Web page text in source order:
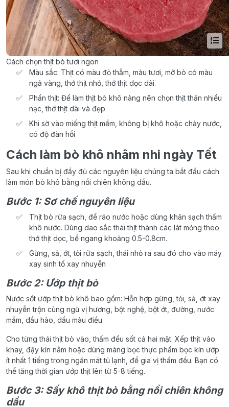
Cách chọn thịt bò tươi ngon
Màu sắc: Thịt có màu đỏ thẫm, màu tươi, mỡ bò có màu
ngả vàng, thớ thịt nhỏ, thớ thịt dọc dài.
Phần thịt: Để làm thịt bò khô nàng nên chọn thịt thăn nhiều
nạc, thớ thịt dài và đẹp
Khi sờ vào miếng thịt mềm, không bị khô hoặc chảy nước,
có độ đàn hồi
Cách làm bò khô nhâm nhi ngày Tết
Sau khi chuẩn bị đầy đủ các nguyên liệu chúng ta bắt đầu cách
làm món bò khô bằng nồi chiên không dầu.
Bước 1: Sơ chế nguyên liệu
Thịt bò rửa sạch, để ráo nước hoặc dùng khăn sạch thấm
khô nước. Dùng dao sắc thái thịt thành các lát mỏng theo
thớ thịt dọc, bề ngang khoảng 0.5-0.8cm.
Gừng, sả, ớt, tỏi rửa sạch, thái nhỏ ra sau đó cho vào máy
xay sinh tố xay nhuyễn
Bước 2: Ướp thịt bò
Nước sốt ướp thịt bò khô bao gồm: Hỗn hợp gừng, tỏi, sả, ớt xay
nhuyễn trộn cùng ngũ vị hương, bột nghệ, bột ớt, đường, nước
mắm, dầu hào, dầu màu điều.
Cho từng thái thịt bò vào, thấm đều sốt cả hai mặt. Xếp thịt vào
khay, đậy kín nắm hoặc dùng màng bọc thực phẩm bọc kín ướp
ít nhất 1 tiếng trong ngăn mát tủ lạnh, để gia vị thấm đều. Bạn có
thể tăng thời gian ướp thịt lên từ 5-8 tiếng.
Bước 3: Sấy khô thịt bò bằng nồi chiên không
dầu